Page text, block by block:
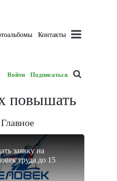
Контакты
Войти Подписаться
повышать
Главное
заявку на
труда до 15